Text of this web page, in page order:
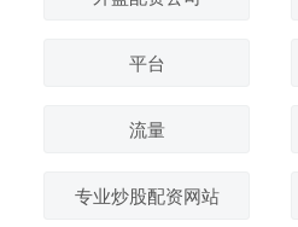
平台
流量
专业炒股配资网站